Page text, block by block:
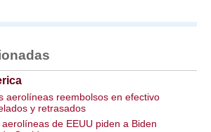
aerolíneas reembolsos en efectivo
y retrasados
de EEUU piden a Biden